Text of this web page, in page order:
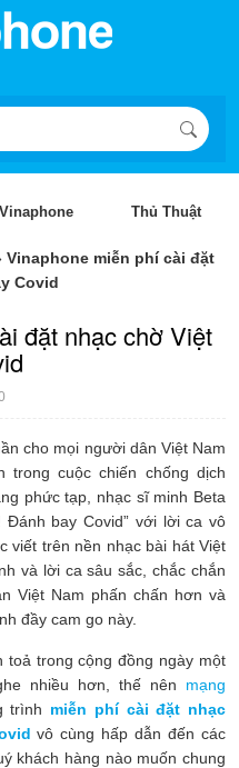
Thủ Thuật
Vinaphone miễn phí cài đặt
Covid
đặt nhạc chờ Việt
cho mọi người dân Việt Nam
trong cuộc chiến chống dịch
phức tạp, nhạc sĩ minh Beta
Đánh bay Covid” với lời ca vô
viết trên nền nhạc bài hát Việt
và lời ca sâu sắc, chắc chắn
Việt Nam phấn chấn hơn và
đầy cam go này.
trong cộng đồng ngày một
nhiều hơn, thế nên mạng
trình miễn phí cài đặt nhạc
vô cùng hấp dẫn đến các
khách hàng nào muốn chung